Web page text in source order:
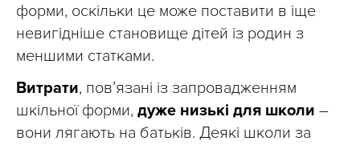
форми, оскільки це може поставити в іще
невигідніше становище дітей із родин з
меншими статками.
Витрати, пов’язані із запровадженням
шкільної форми, дуже низькі для школи –
вони лягають на батьків. Деякі школи за